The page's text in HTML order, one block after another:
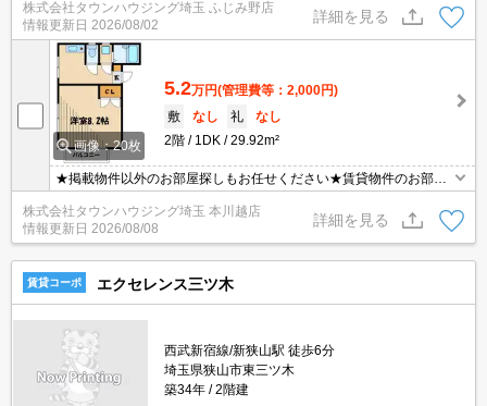
株式会社タウンハウジング埼玉 ふじみ野店
情報更新日 2026/08/02
詳細を見る
画像：20枚
5.2万円(管理費等：2,000円)
敷
なし 礼
なし
2階
1DK 29.92m²
★掲載物件以外のお部屋探しもお任せください★賃貸物件のお部屋
探しはタウンハウジングへ★
株式会社タウンハウジング埼玉 本川越店
情報更新日 2026/08/08
詳細を見る
賃貸コーポ エクセレンス三ツ木
西武新宿線/新狭山駅 徒歩6分
埼玉県狭山市東三ツ木
築34年
2階建